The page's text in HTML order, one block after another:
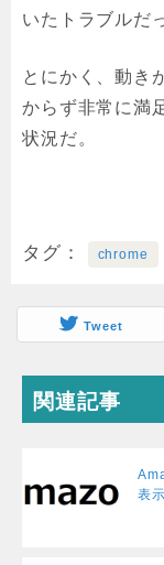
いたトラブルだ
とにかく、動き
からず非常に満
状況だ。
タグ chrome
Tweet
関連記事
表